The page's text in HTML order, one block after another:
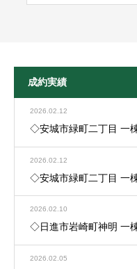
成約実績
2026.02.12
◇安城市緑町二丁目 一
2026.02.12
◇安城市緑町二丁目 一
2026.02.10
◇日進市岩崎町神明 一
2026.02.05